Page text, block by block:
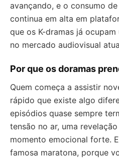
avançando, e o consumo
continua em alta em
que os K-dramas já
no mercado audiovisual
Por que os doramas
Quem começa a assistir
rápido que existe algo
episódios quase sempre
tensão no ar, uma
momento emocional forte.
famosa maratona, porque